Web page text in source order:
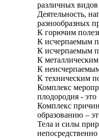
различных видов
Деятельность,
разнообразных
К горючим
К исчерпаемым
К исчерпаемым
К
К
К техническим
Комплекс
плодородия - это
Комплекс
образованию –
Тела и силы